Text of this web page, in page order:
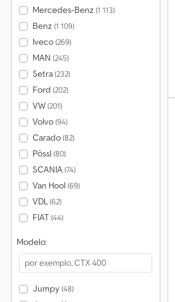
Mercedes-Benz (1 113)
Benz (1 109)
Iveco(269)
MAN (245)
Setra(232)
Ford (202)
VW(201)
Volvo(94)
Carado(82)
Pössl (80)
SCANIA(74)
Van Hool (69)
VDL(62)
FIAT(44)
Modelo:
Jumpy(48)